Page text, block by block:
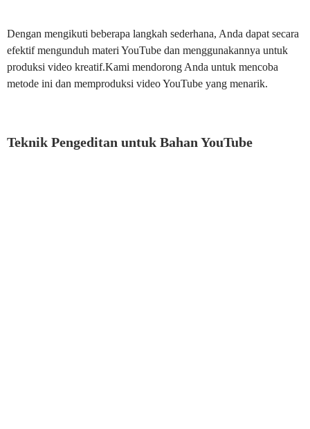
Dengan mengikuti beberapa langkah sederhana, Anda dapat secara
efektif mengunduh materi YouTube dan menggunakannya untuk
produksi video kreatif.Kami mendorong Anda untuk mencoba
metode ini dan memproduksi video YouTube yang menarik.
Teknik Pengeditan untuk Bahan YouTube